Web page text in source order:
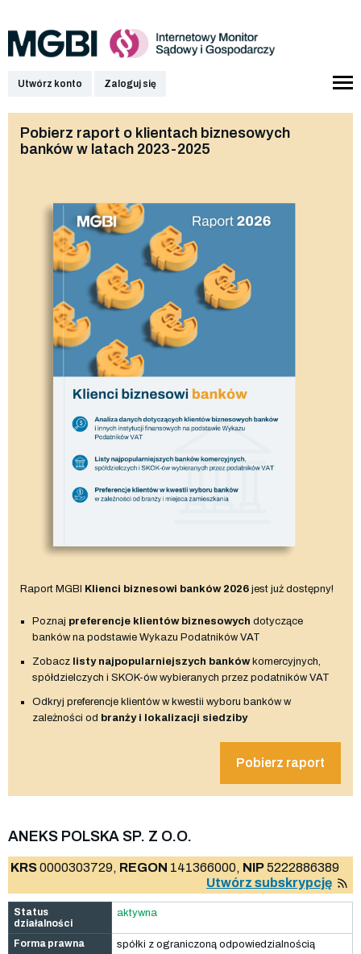
Utwórz konto Zaloguj się
Pobierz raport o klientach biznesowych
banków w latach 2023-2025
Raport MGBI Klienci biznesowi banków 2026 jest już dostępny!
Poznaj preferencje klientów biznesowych dotyczące
banków na podstawie Wykazu Podatników VAT
Zobacz listy najpopularniejszych bankówkomercyjnych,
spółdzielczych i SKOK-ów wybieranych przez podatników VAT
Odkryj preferencje klientów w kwestii wyboru banków w
zależności od branży i lokalizacji siedziby
Pobierz raport
ANEKS POLSKA SP. Z O.O.
KRS0000303729, REGON 141366000, NIP5222886389
Utwórz subskrypcję
Status
działalności
aktywna
Forma prawna
spółki z ograniczoną odpowiedzialnością